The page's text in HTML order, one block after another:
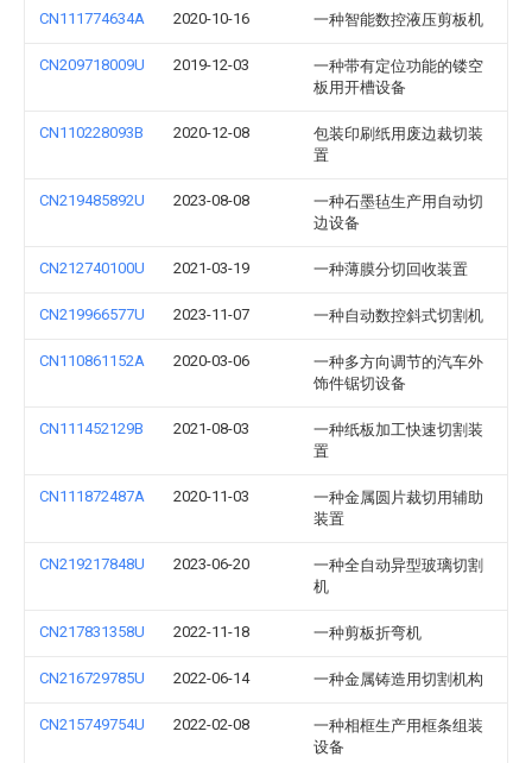
CN111774634A 2020-10-16 一种智能数控液压剪板机
CN209718009U 2019-12-03
一种带有定位功能的镂空
板用开槽设备
CN110228093B 2020-12-08
包装印刷纸用废边裁切装
置
CN219485892U 2023-08-08
一种石墨毡生产用自动切
边设备
CN212740100U 2021-03-19 一种薄膜分切回收装置
CN219966577U 2023-11-07 一种自动数控斜式切割机
CN110861152A 2020-03-06
一种多方向调节的汽车外
饰件锯切设备
CN111452129B 2021-08-03
一种纸板加工快速切割装
置
CN111872487A 2020-11-03
一种金属圆片裁切用辅助
装置
CN219217848U 2023-06-20
一种全自动异型玻璃切割
机
CN217831358U 2022-11-18 一种剪板折弯机
CN216729785U 2022-06-14 一种金属铸造用切割机构
CN215749754U 2022-02-08
一种相框生产用框条组装
设备